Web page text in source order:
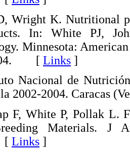
Wright K. Nutritional
In: White PJ,
Minnesota:
[ Links ]
Nacional de
2002-2004.
F, White P, Pollak L.
Materials. J
[ Links ]